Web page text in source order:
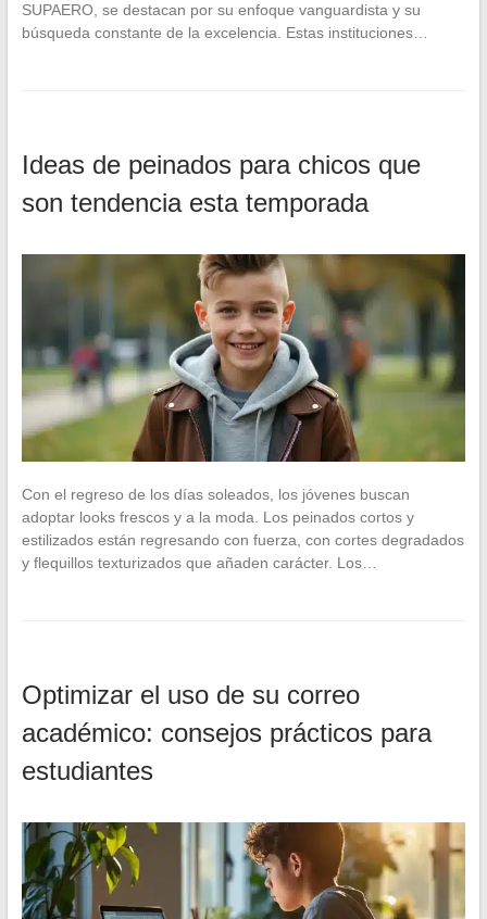
SUPAERO, se destacan por su enfoque vanguardista y su
búsqueda constante de la excelencia. Estas instituciones…
Ideas de peinados para chicos que
son tendencia esta temporada
Con el regreso de los días soleados, los jóvenes buscan
adoptar looks frescos y a la moda. Los peinados cortos y
estilizados están regresando con fuerza, con cortes degradados
y flequillos texturizados que añaden carácter. Los…
Optimizar el uso de su correo
académico: consejos prácticos para
estudiantes